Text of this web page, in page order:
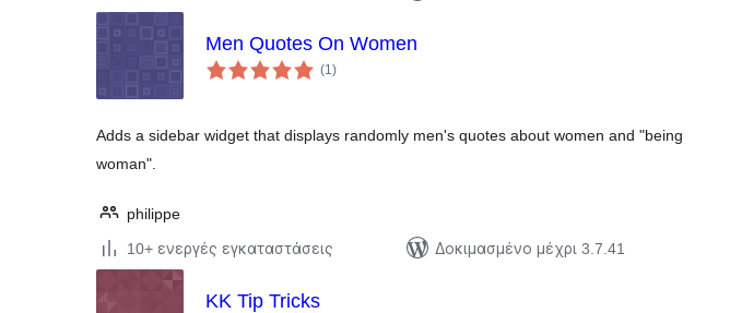
Men Quotes On Women
(1αξιολογήσεις
σύνολο
)
Adds a sidebar widget that displays randomly men's quotes about women and "being
woman".
philippe
10+ ενεργές εγκαταστάσεις
Δοκιμασμένο μέχρι 3.7.41
KK Tip Tricks